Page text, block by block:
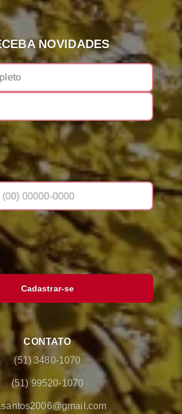
NOVIDADES
Cadastrar-se
CONTATO
(51) 3480-1070
(51) 99520-1070